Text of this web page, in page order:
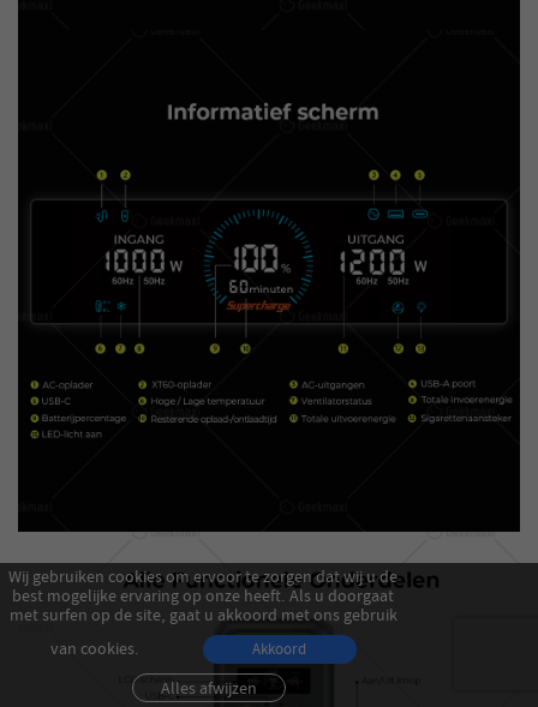
Wij gebruiken cookies om ervoor te zorgen dat wij u de
best mogelijke ervaring op onze heeft. Als u doorgaat
met surfen op de site, gaat u akkoord met ons gebruik
van cookies.
Akkoord
Alles afwijzen